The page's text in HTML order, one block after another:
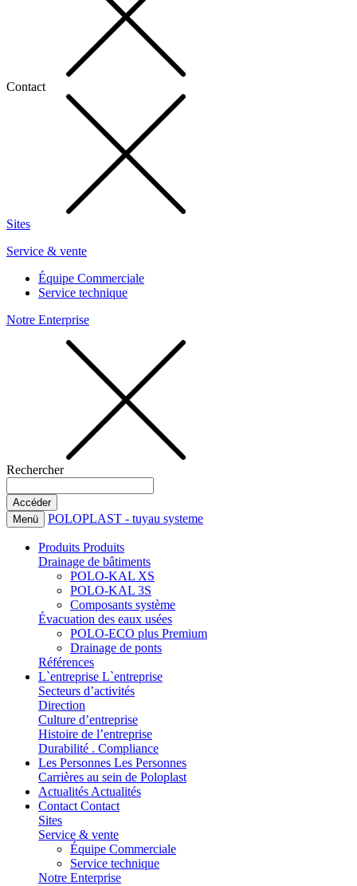
Contact
Sites
Service & vente
Équipe Commerciale
Service technique
Notre Enterprise
Rechercher
Menü POLOPLAST - tuyau systeme
Produits Produits
Drainage de bâtiments
POLO-KAL XS
POLO-KAL 3S
Composants système
Évacuation des eaux usées
POLO-ECO plus Premium
Drainage de ponts
Références
L`entreprise L`entreprise
Secteurs d’activités
Direction
Culture d’entreprise
Histoire de l’entreprise
Durabilité . Compliance
Les Personnes Les Personnes
Carrières au sein de Poloplast
Actualités Actualités
Contact Contact
Sites
Service & vente
Équipe Commerciale
Service technique
Notre Enterprise